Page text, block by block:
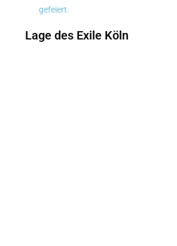
gefeiert.
Lage des Exile Köln